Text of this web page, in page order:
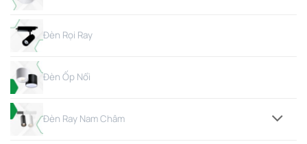
Đèn Rọi Ray
Đèn Ốp Nổi
Đèn Ray Nam Châm